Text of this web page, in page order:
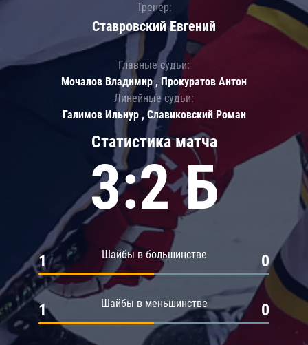
Статистика матча
3:2 Б
Шайбы в большинстве
1 0
Шайбы в меньшинстве
1 0
Тренер:
Ставровский Евгений
Главные судьи:
Мочалов Владимир , Прокуратов Антон
Линейные судьи:
Галимов Ильнур , Славиковский Роман